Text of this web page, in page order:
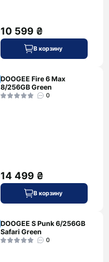
10 599 ₴
В корзину
DOOGEE Fire 6 Max
8/256GB Green
0
14 499 ₴
В корзину
DOOGEE S Punk 6/256GB
Safari Green
0